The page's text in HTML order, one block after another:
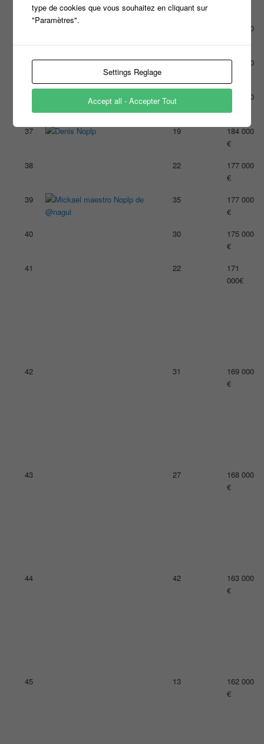
202 000
35
42
189 000
29
185 000
37
19
184 000
€
38
22
177 000
€
39
35
177 000
€
40
30
175 000
€
41
22
171
000€
44
42
163 000
€
47
20
161 000
€
48 40
160 000
€
49 20
159 000
€
type de cookies que vous souhaitez en cliquant sur
"Paramètres".
Settings Reglage
Accept all - Accepter Tout